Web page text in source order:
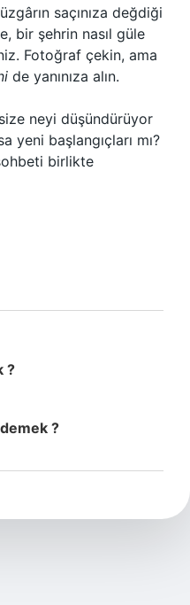
saçınıza değdiği
bir şehrin nasıl güle
Fotoğraf çekin, ama
de yanınıza alın.
neyi düşündürüyor
yeni başlangıçları mı?
birlikte
?
?